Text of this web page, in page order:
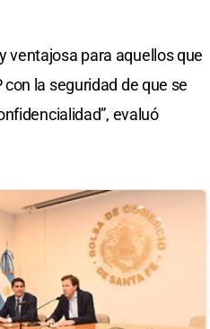
ventajosa para aquellos que
la seguridad de que se
evaluó